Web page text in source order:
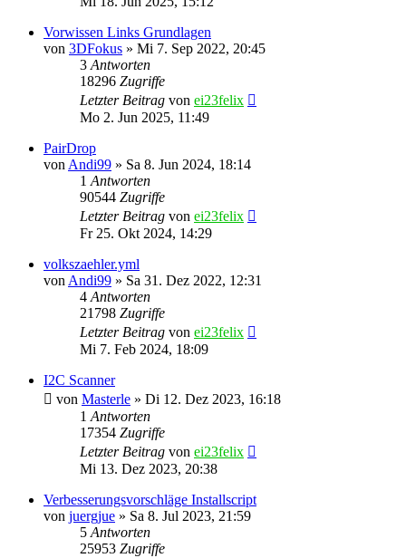
Vorwissen Links Grundlagen
von 3DFokus » Mi 7. Sep 2022, 20:45
3 Antworten
18296 Zugriffe
Letzter Beitrag von ei23felix
Mo 2. Jun 2025, 11:49
PairDrop
von Andi99 » Sa 8. Jun 2024, 18:14
1 Antworten
90544 Zugriffe
Letzter Beitrag von ei23felix
Fr 25. Okt 2024, 14:29
volkszaehler.yml
von Andi99 » Sa 31. Dez 2022, 12:31
4 Antworten
21798 Zugriffe
Letzter Beitrag von ei23felix
Mi 7. Feb 2024, 18:09
I2C Scanner
von Masterle » Di 12. Dez 2023, 16:18
1 Antworten
17354 Zugriffe
Letzter Beitrag von ei23felix
Mi 13. Dez 2023, 20:38
Verbesserungsvorschläge Installscript
von juergjue » Sa 8. Jul 2023, 21:59
5 Antworten
25953 Zugriffe